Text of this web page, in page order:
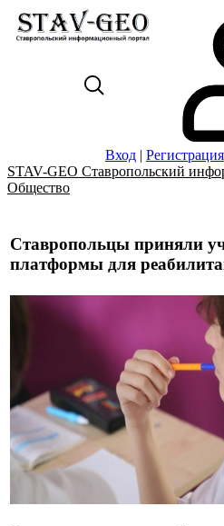
Вход | Регистрация
STAV-GEO Ставропольский
Общество
Ставропольцы приняли
платформы для